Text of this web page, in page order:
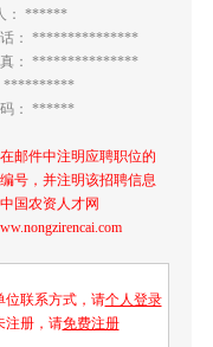
： ******
话： ***************
***************
**********
码： ******
邮件中注明应聘职位的
号，并注明该招聘信息
国农资人才网
位联系方式，请个人登录
注册，请免费注册